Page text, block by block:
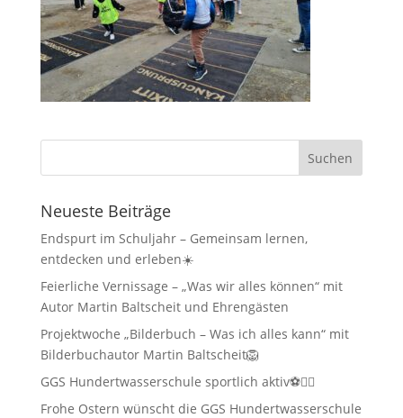
Neueste Beiträge
Endspurt im Schuljahr – Gemeinsam lernen,
entdecken und erleben☀️
Feierliche Vernissage – „Was wir alles können“ mit
Autor Martin Baltscheit und Ehrengästen
Projektwoche „Bilderbuch – Was ich alles kann“ mit
Bilderbuchautor Martin Baltscheit🦁
GGS Hundertwasserschule sportlich aktiv⚽🏃‍♂️
Frohe Ostern wünscht die GGS Hundertwasserschule